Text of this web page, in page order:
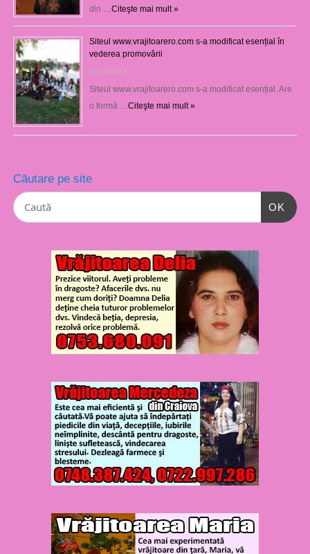
din … Citeşte mai mult »
Siteul www.vrajitoarero.com s-a modificat esențial în
vederea promovării
07/12/2023
Siteul www.vrajitoarero.com s-a modificat esențial. Are
o formă … Citeşte mai mult »
Căutare pe site
OK